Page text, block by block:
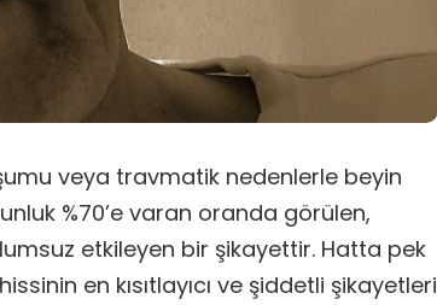
veya travmatik nedenlerle beyin
%70’e varan oranda görülen,
etkileyen bir şikayettir. Hatta pek
en kısıtlayıcı ve şiddetli şikayetleri